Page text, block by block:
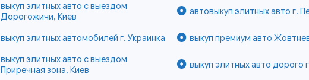
выкуп элитных авто с выездом
Дорогожичи, Киев
автовыкуп элитных авто г.
выкуп элитных автомобилей г. Украинка
выкуп премиум авто
выкуп элитных авто с выездом
Приречная зона, Киев
выкуп элитных авто дорого